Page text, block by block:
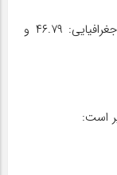
این زمین لرزه در ساعت ۱۹:۲۶:۲۷، به طول جغرافیایی: ۴۶.۷۹ و
است: